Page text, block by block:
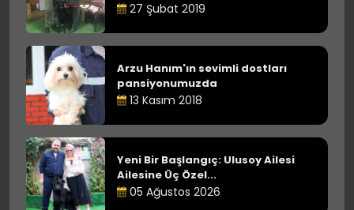
27 Şubat 2019
Arzu Hanım'ın sevimli dostları
pansiyonumuzda
13 Kasım 2018
Yeni Bir Başlangıç: Ulusoy Ailesi
Ailesine Üç Özel...
05 Ağustos 2026